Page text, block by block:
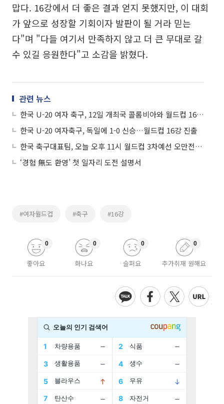
맙다. 16강에서 더 좋은 결과 얻지 못했지만, 이 대회
가 앞으로 성장할 기회이자 발판이 될 거라 믿는
다"며 "다들 여기서 만족하지 않고 더 큰 무대로 갈
수 있길 응원한다"고 소감을 밝혔다.
관련 뉴스
한국 U-20 여자 축구, 12일 개최국 콜롬비아와 월드컵 16강…중계 어디서?
한국 U-20 여자축구, 독일에 1-0 신승…월드컵 16강 진출
한국 축구대표팀, 오늘 오후 11시 월드컵 3차예선 오만전…중계 어디서?
‘경험 無도 환영’ 첫 일자리 도전 설명서
#여자월드컵 #축구 #16강
좋아요
0
화나요
0
슬퍼요
0
추가취재 원해요
0